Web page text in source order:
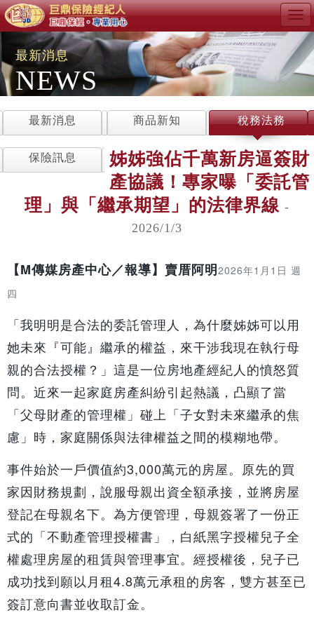
最新消息
NEWS
最新消息 商品新知 稅務法務
保險訊息
姊姊強佔千萬新房逼簽財
產協議！專家曝「委託管
理」與「繼承期望」的法律界線 -
2026/1/3
【M傳媒房產中心／報導】 賣厝阿明2026年1月1日 週
四
「我明明是合法的委託管理人，為什麼姊姊可以用
她未來『可能』繼承的權益，來干涉我現在執行母
親的合法授權？」這是一位房地產經紀人的憤怒質
問。近來一起家庭房產糾紛引起熱議，凸顯了當
「父母財產的管理權」碰上「子女對未來繼承的焦
慮」時，家庭關係與法律權益之間的模糊地帶。
事件始於一戶價值約3,000萬元的房屋。原先的買
家因財務規劃，說服母親出資全額承接，並將房屋
登記在母親名下。為方便管理，母親簽署了一份正
式的「不動產管理授權書」，白紙黑字授權兒子全
權處理房屋的租賃與管理事宜。經授權後，兒子已
成功找到願以月租4.8萬元承租的房客，雙方甚至已
簽訂意向書並收取訂金。